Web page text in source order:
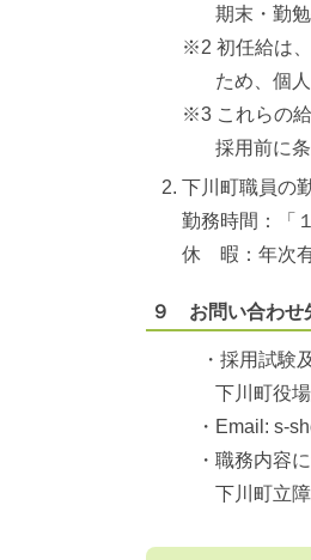
期末・勤勉
※2 初任給は
ため、個人
※3 これらの
採用前に条
下川町職員の
勤務時間：「
休 暇：年次
９ お問い合わせ
・採用試験及
下川町役場総
・Email: s-
・職務内容に
下川町立障害